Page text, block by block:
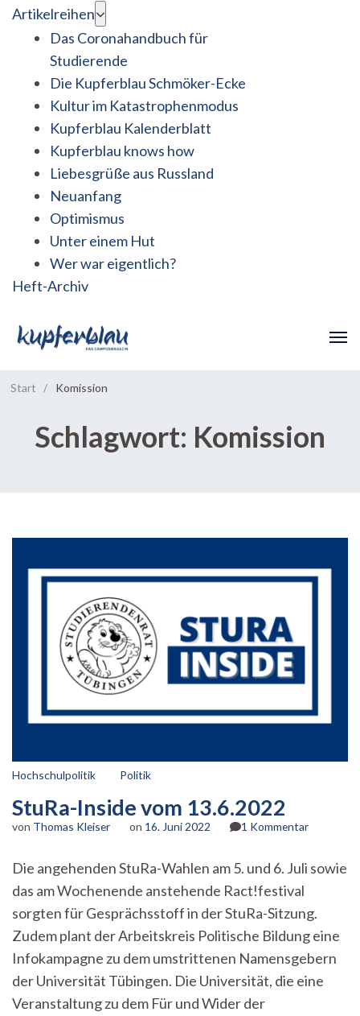
Artikelreihen
Das Coronahandbuch für
Studierende
Die Kupferblau Schmöker-Ecke
Kultur im Katastrophenmodus
Kupferblau Kalenderblatt
Kupferblau knows how
Liebesgrüße aus Russland
Neuanfang
Optimismus
Unter einem Hut
Wer war eigentlich?
Heft-Archiv
Start / Komission
Schlagwort: Komission
Hochschulpolitik Politik
StuRa-Inside vom 13.6.2022
von Thomas Kleiser on 16. Juni 2022 1 Kommentarzu
vom
Die angehenden StuRa-Wahlen am 5. und 6. Juli sowie
das am Wochenende anstehende Ract!festival
sorgten für Gesprächsstoff in der StuRa-Sitzung.
Zudem plant der Arbeitskreis Politische Bildung eine
Infokampagne zu dem umstrittenen Namensgebern
der Universität Tübingen. Die Universität, die eine
Veranstaltung zu dem Für und Wider der